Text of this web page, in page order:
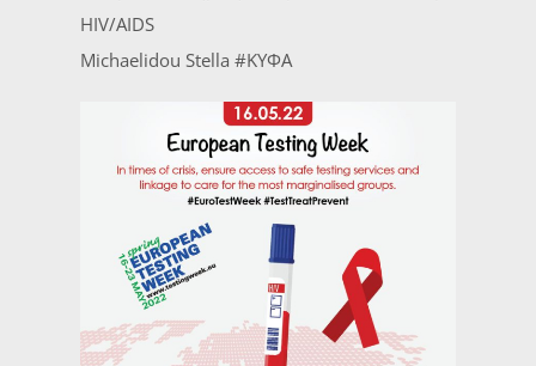
HIV/AIDS
Michaelidou Stella #ΚΥΦΑ